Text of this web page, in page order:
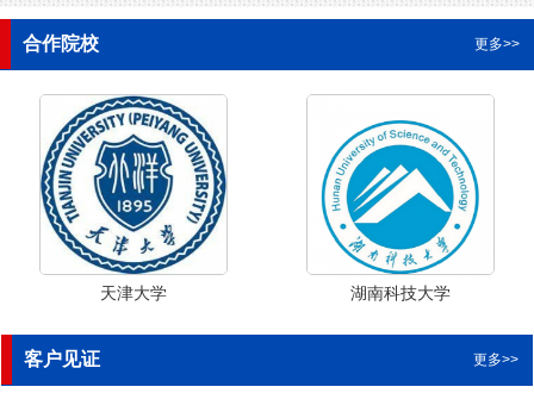
合作院校 更多>>
天津大学 湖南科技大学
客户见证 更多>>